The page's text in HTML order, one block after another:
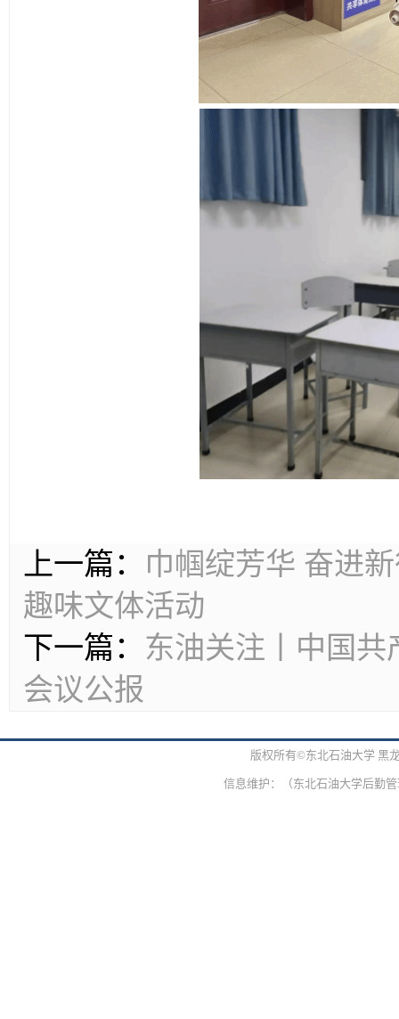
上一篇：
巾帼绽芳华 奋进
趣味文体活动
下一篇： 东油关注丨中国
会议公报
版权所有©东北石油大学 黑
信息维护：（东北石油大学后勤